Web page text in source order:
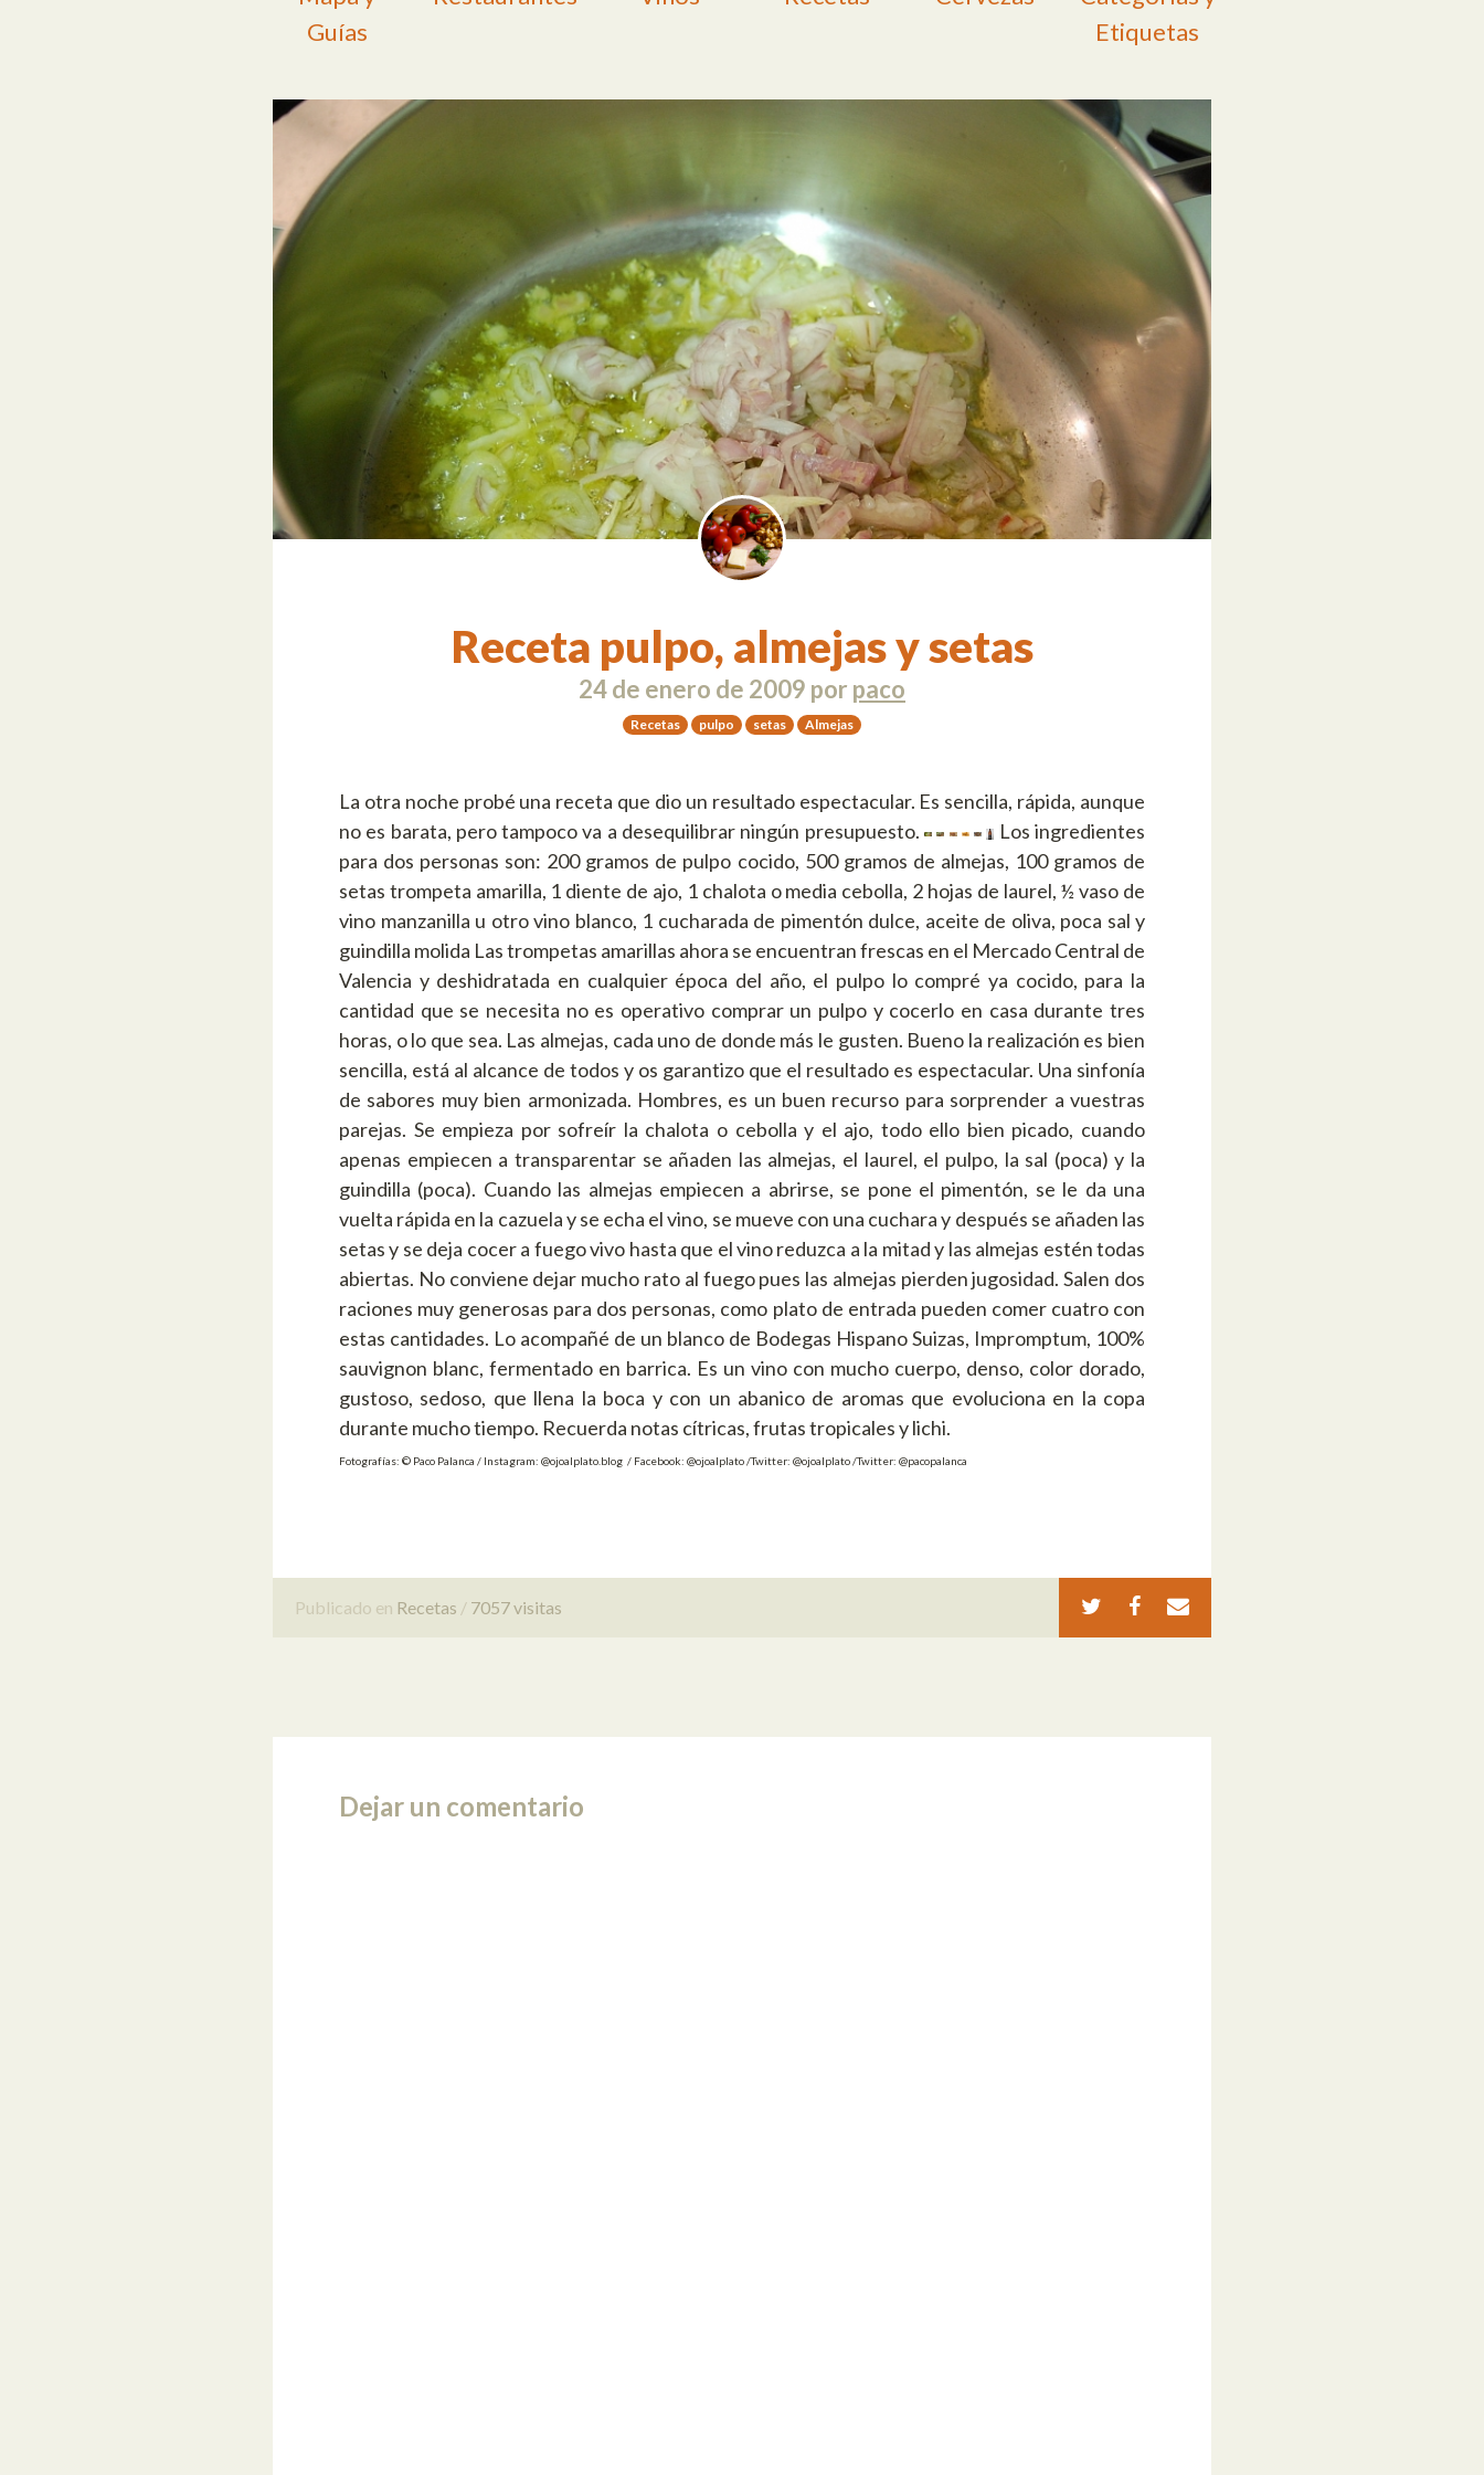
Guías
Etiquetas
Receta pulpo, almejas y setas
24 de enero de 2009 por paco
Recetas pulpo setas Almejas
La otra noche probé una receta que dio un resultado espectacular. Es sencilla, rápida, aunque
no es barata, pero tampoco va a desequilibrar ningún presupuesto.
Los ingredientes
para dos personas son: 200 gramos de pulpo cocido, 500 gramos de almejas, 100 gramos de
setas trompeta amarilla, 1 diente de ajo, 1 chalota o media cebolla, 2 hojas de laurel, ½ vaso de
vino manzanilla u otro vino blanco, 1 cucharada de pimentón dulce, aceite de oliva, poca sal y
guindilla molida Las trompetas amarillas ahora se encuentran frescas en el Mercado Central de
Valencia y deshidratada en cualquier época del año, el pulpo lo compré ya cocido, para la
cantidad que se necesita no es operativo comprar un pulpo y cocerlo en casa durante tres
horas, o lo que sea. Las almejas, cada uno de donde más le gusten. Bueno la realización es bien
sencilla, está al alcance de todos y os garantizo que el resultado es espectacular. Una sinfonía
de sabores muy bien armonizada. Hombres, es un buen recurso para sorprender a vuestras
parejas. Se empieza por sofreír la chalota o cebolla y el ajo, todo ello bien picado, cuando
apenas empiecen a transparentar se añaden las almejas, el laurel, el pulpo, la sal (poca) y la
guindilla (poca). Cuando las almejas empiecen a abrirse, se pone el pimentón, se le da una
vuelta rápida en la cazuela y se echa el vino, se mueve con una cuchara y después se añaden las
setas y se deja cocer a fuego vivo hasta que el vino reduzca a la mitad y las almejas estén todas
abiertas. No conviene dejar mucho rato al fuego pues las almejas pierden jugosidad. Salen dos
raciones muy generosas para dos personas, como plato de entrada pueden comer cuatro con
estas cantidades. Lo acompañé de un blanco de Bodegas Hispano Suizas, Impromptum, 100%
sauvignon blanc, fermentado en barrica. Es un vino con mucho cuerpo, denso, color dorado,
gustoso, sedoso, que llena la boca y con un abanico de aromas que evoluciona en la copa
durante mucho tiempo. Recuerda notas cítricas, frutas tropicales y lichi.
Fotografías: © Paco Palanca / Instagram: @ojoalplato.blog / Facebook: @ojoalplato /Twitter: @ojoalplato /Twitter: @pacopalanca
Publicado en Recetas 7057 visitas
Dejar un comentario